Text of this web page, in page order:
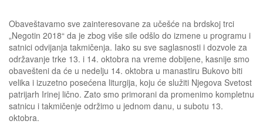
Obaveštavamo sve zainteresovane za učešće na brdskoj trci
„Negotin 2018“ da je zbog više sile odšlo do izmene u programu i
satnici odvijanja takmičenja. Iako su sve saglasnosti i dozvole za
održavanje trke 13. i 14. oktobra na vreme dobijene, kasnije smo
obavešteni da će u nedelju 14. oktobra u manastiru Bukovo biti
velika i izuzetno posećena liturgija, koju će služiti Njegova Svetost
patrijarh Irinej lično. Zato smo primorani da promenimo kompletnu
satnicu i takmičenje održimo u jednom danu, u subotu 13.
oktobra.